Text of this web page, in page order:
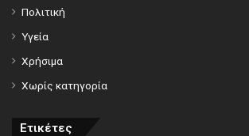
Πολιτική
Υγεία
Χρήσιμα
Χωρίς κατηγορία
Ετικέτες